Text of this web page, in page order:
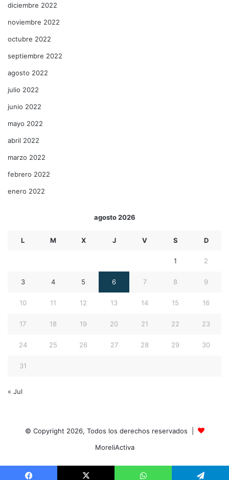
diciembre 2022
noviembre 2022
octubre 2022
septiembre 2022
agosto 2022
julio 2022
junio 2022
mayo 2022
abril 2022
marzo 2022
febrero 2022
enero 2022
agosto 2026
L M X J V S D
1 2
3 4 5 6 7 8 9
10 11 12 13 14 15 16
17 18 19 20 21 22 23
24 25 26 27 28 29 30
31
« Jul
© Copyright 2026, Todos los derechos reservados |
MoreliActiva